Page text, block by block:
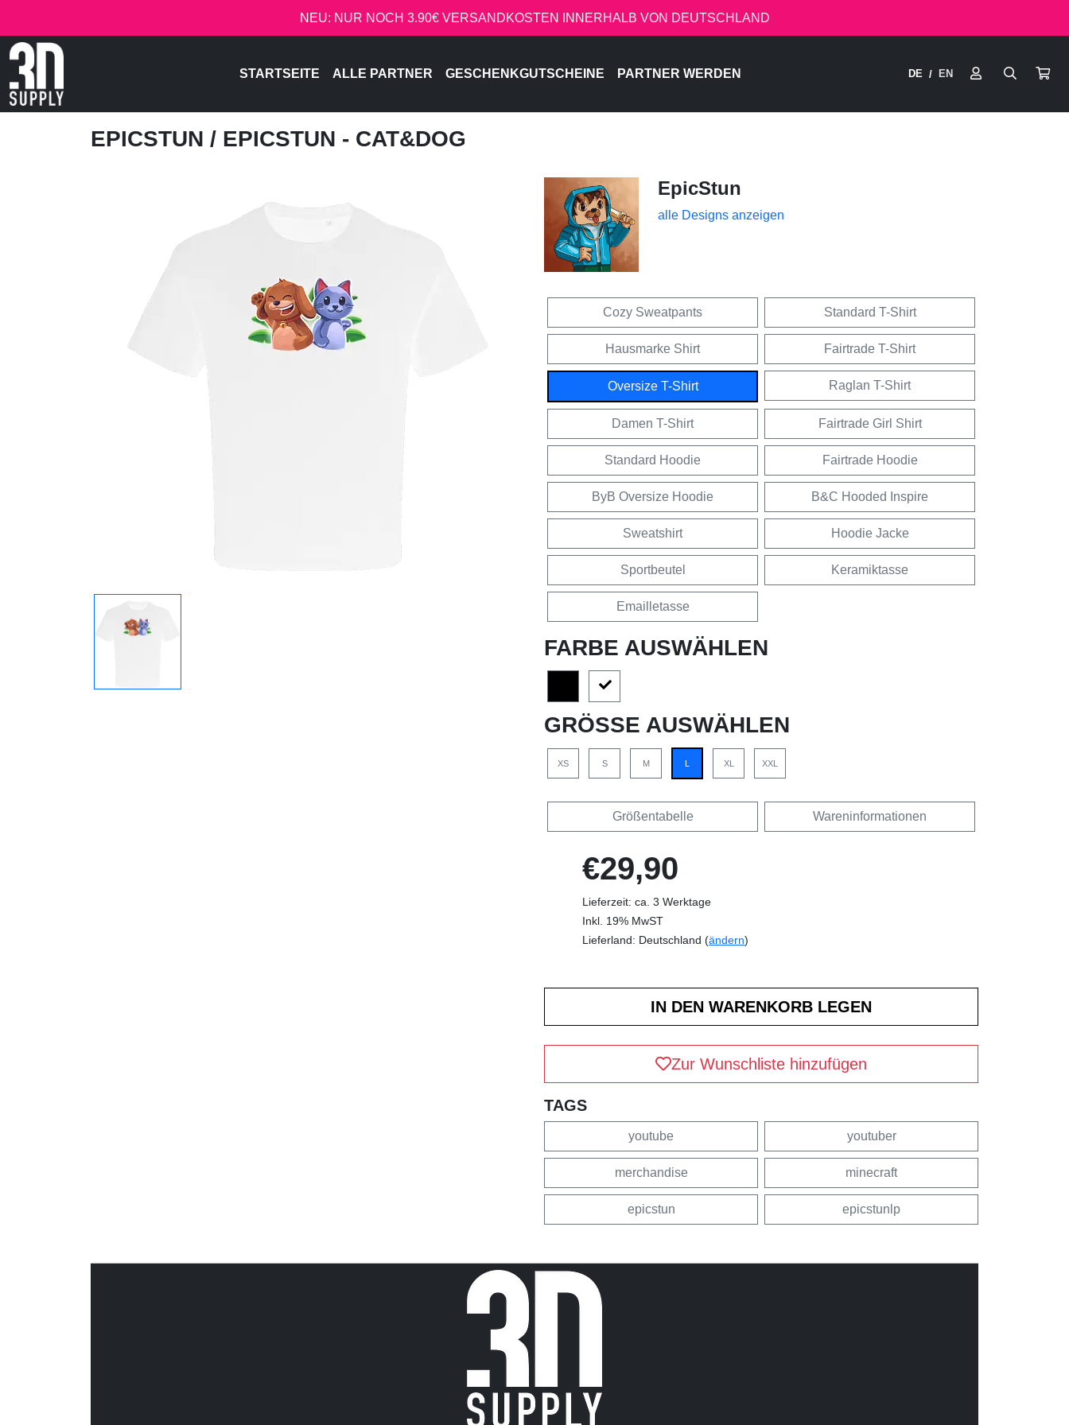
NEU: NUR NOCH 3.90€ VERSANDKOSTEN INNERHALB VON DEUTSCHLAND
STARTSEITE ALLE PARTNER GESCHENKGUTSCHEINE PARTNER WERDEN DE / EN
EPICSTUN / EPICSTUN - CAT&DOG
EpicStun
alle Designs anzeigen
Cozy Sweatpants Standard T-Shirt
Hausmarke Shirt Fairtrade T-Shirt
Oversize T-Shirt Raglan T-Shirt
Damen T-Shirt Fairtrade Girl Shirt
Standard Hoodie Fairtrade Hoodie
ByB Oversize Hoodie B&C Hooded Inspire
Sweatshirt Hoodie Jacke
Sportbeutel Keramiktasse
Emailletasse
FARBE AUSWÄHLEN
GRÖSSE AUSWÄHLEN
XS S M L XL XXL
Größentabelle Wareninformationen
€29,90
Lieferzeit: ca. 3 Werktage
Inkl. 19% MwST
Lieferland: Deutschland (ändern)
Zur Wunschliste hinzufügen
TAGS
youtube youtuber
merchandise minecraft
epicstun epicstunlp